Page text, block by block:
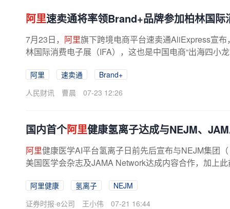
阿里速卖通将率领Brand+品牌参加柏林国际
7月23日， 阿里旗下跨境电商平台速卖通AliExpress宣
林国际消费电子展（IFA），这也是中国电商“出海四小
阿里 速卖通
Brand+
人民财讯
曹晨 07-23 12:26
国内首个阿里健康氢离子达成与NEJM、
阿里健康医学AI平台氢离子日前先后宣布与NEJM集团
美国医学会杂志及JAMA Network达成内容合作，加上
阿里健康 氢离子
NEJM
证券时报·e公司
王小伟 07-21 16:44